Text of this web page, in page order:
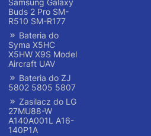
Samsung Galaxy
Buds 2 Pro SM-
R510 SM-R177
Bateria do
Syma X5HC
X5HW X9S Model
Aircraft UAV
Bateria do ZJ
5802 5805 5807
Zasilacz do LG
27MU88-W
A140A001L A16-
140P1A